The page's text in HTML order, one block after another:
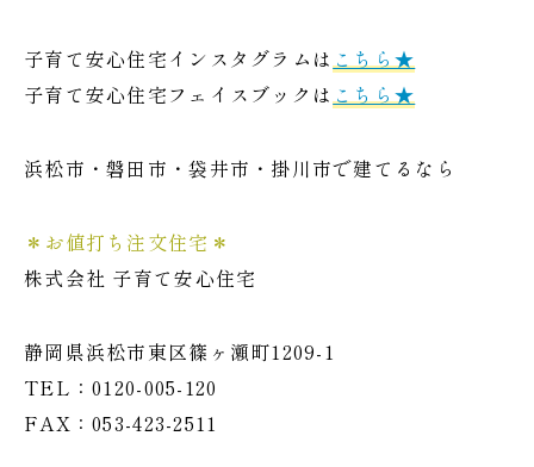
子育て安心住宅インスタグラムは こちら★
子育て安心住宅フェイスブックは こちら★
浜松市・磐田市・袋井市・掛川市で建てるなら
＊お値打ち注文住宅＊
株式会社 子育て安心住宅
静岡県浜松市東区篠ヶ瀬町1209-1
TEL：0120-005-120
FAX：053-423-2511